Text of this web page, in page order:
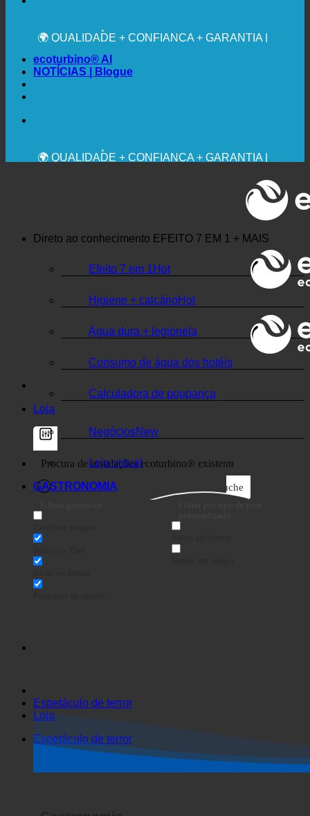
🌍 QUALIDADE + CONFIANÇA + GARANTIA |
ecoturbino® AI
NOTÍCIAS | Blogue
🌍 QUALIDADE + CONFIANÇA + GARANTIA |
Loja
Suche
Filtros genéricos
Excelente imagem
Suche im Titel
Suche im Inhalt
personalizado
Suche auf Seiten
Espetáculo de terror
Loja
Espetáculo de terror
Direto ao conhecimento EFEITO 7 EM 1 + MAIS
Efeito 7 em 1
Higiene + calcário
Água dura + legionela
Consumo de água dos hotéis
Calculadora de poupança
Negócios
Loja virtual
GASTRONOMIA